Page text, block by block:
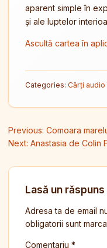
aparent simple în
și ale luptelor
Ascultă cartea în
Categories: Cărți audio
Navigare în
Previous: Comoara
Next: Anastasia de Colin
Lasă un răspuns
Adresa ta de email
obligatorii sunt
Comentariu *